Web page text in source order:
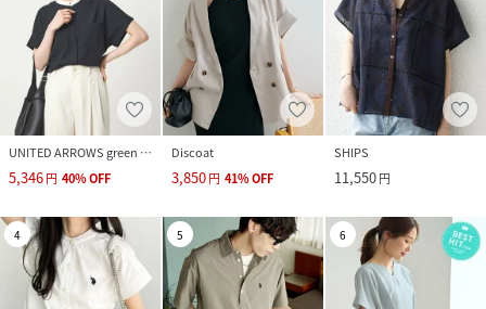
UNITED ARROWS green label relaxing
5,346円 40%OFF
Discoat
3,850円 41%OFF
SHIPS
11,550円
4 5 6